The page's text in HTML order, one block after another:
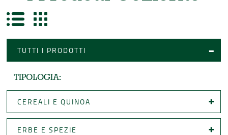
TUTTI I PRODOTTI
TIPOLOGIA:
CEREALI E QUINOA
ERBE E SPEZIE